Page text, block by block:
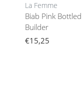
La Femme
Biab Pink Bottled
Builder
€15,25